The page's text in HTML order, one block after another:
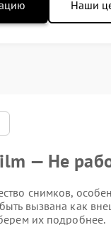
Наши
— Не
снимков,
вызвана как
их подробнее.